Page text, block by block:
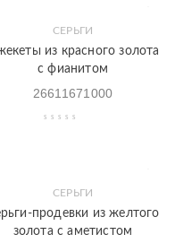
СЕРЬГИ
из красного золота
с фианитом
26611671000
СЕРЬГИ
продевки из желтого
золота с аметистом